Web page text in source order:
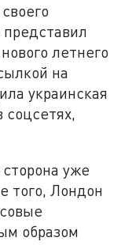
летнего
на
украинская
уже
того, Лондон
образом